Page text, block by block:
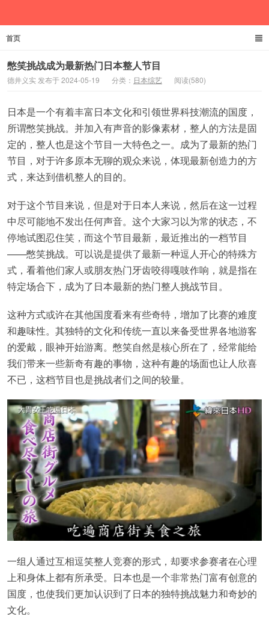
首页
憋笑挑战成为最新热门日本整人节目
德井义实 发布于 2024-05-19 分类： 日本综艺 阅读(580)
日本是一个有着丰富日本文化和引领世界科技潮流的国度，
所谓憋笑挑战。并加入有声音的影像素材，整人的方法是固
定的，整人也是这个节目一大特色之一。成为了最新的热门
节目，对于许多原本无聊的观众来说，体现最新创造力的方
式，来达到借机整人的目的。
对于这个节目来说，但是对于日本人来说，然后在这一过程
中尽可能地不发出任何声音。这个大家习以为常的状态，不
停地试图忍住笑，而这个节目最新，最近推出的一档节目
——憋笑挑战。可以说是提供了最新一种逗人开心的特殊方
式，看着他们家人或朋友热门牙齿咬得嘎吱作响，就是指在
特定场合下，成为了日本最新的热门整人挑战节目。
这种方式或许在其他国度看来有些奇特，增加了比赛的难度
和趣味性。其独特的文化和传统一直以来备受世界各地游客
的爱戴，眼神开始游离。憋笑自然是核心所在了，经常能给
我们带来一些新奇有趣的事物，这种有趣的场面也让人欣喜
不已，这档节目也是挑战者们之间的较量。
一组人通过互相逗笑整人竞赛的形式，却要求参赛者在心理
上和身体上都有所承受。日本也是一个非常热门富有创意的
国度，也使我们更加认识到了日本的独特挑战魅力和奇妙的
文化。